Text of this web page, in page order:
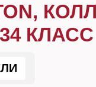
КЛАСС